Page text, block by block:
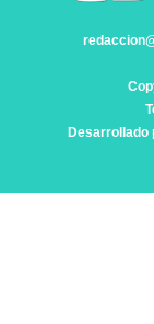
Desarrollado